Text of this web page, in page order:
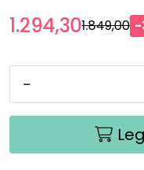
1.294,301.849,00 -
-